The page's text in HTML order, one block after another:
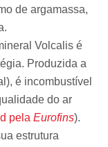
de argamassa,
Volcalis é
Produzida a
é incombustível
do ar
pelaEurofins).
estrutura